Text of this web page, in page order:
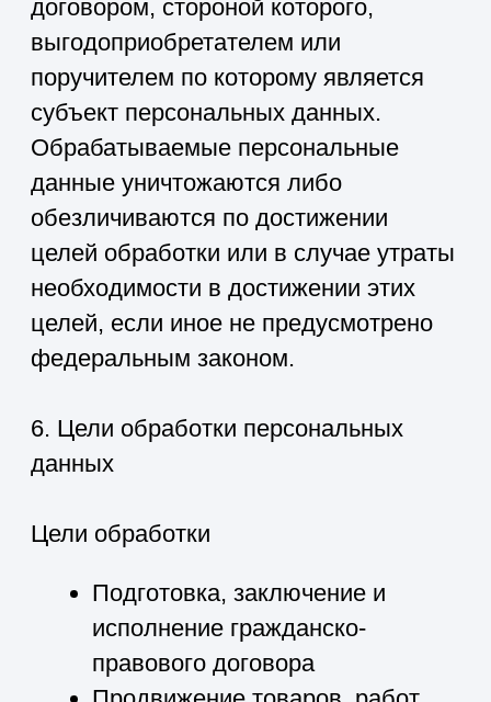
Оператору уведомление посредством
электронной почты на электронный
пометкой «Отзыв согласия на
обработку персональных данных».
7.6. Вся информация, которая
собирается сторонними сервисами, в
том числе платежными системами,
средствами связи и другими
поставщиками услуг, хранится и
обрабатывается указанными лицами
(Операторами) в соответствии с их
Пользовательским соглашением и
Политикой конфиденциальности.
Субъект персональных данных и/или
не несет ответственность за действия
третьих лиц, в том числе указанных в
настоящем пункте поставщиков услуг.
передачу (кроме предоставления
условия обработки (кроме получения
разрешенных для распространения,
не действуют в случаях обработки
персональных данных в